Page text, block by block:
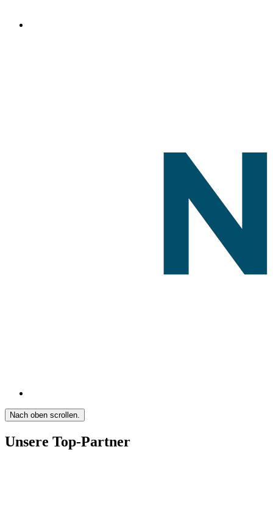
Nach oben scrollen.
Unsere Top-Partner